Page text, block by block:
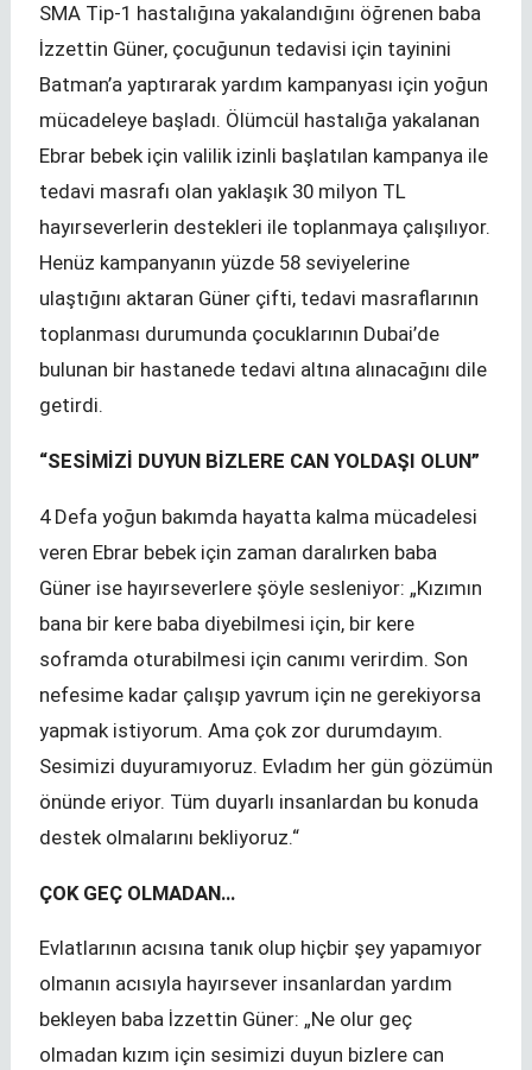
SMA Tip-1 hastalığına yakalandığını öğrenen baba
İzzettin Güner, çocuğunun tedavisi için tayinini
Batman’a yaptırarak yardım kampanyası için yoğun
mücadeleye başladı. Ölümcül hastalığa yakalanan
Ebrar bebek için valilik izinli başlatılan kampanya ile
tedavi masrafı olan yaklaşık 30 milyon TL
hayırseverlerin destekleri ile toplanmaya çalışılıyor.
Henüz kampanyanın yüzde 58 seviyelerine
ulaştığını aktaran Güner çifti, tedavi masraflarının
toplanması durumunda çocuklarının Dubai’de
bulunan bir hastanede tedavi altına alınacağını dile
getirdi.
“SESİMİZİ DUYUN BİZLERE CAN YOLDAŞI OLUN”
4 Defa yoğun bakımda hayatta kalma mücadelesi
veren Ebrar bebek için zaman daralırken baba
Güner ise hayırseverlere şöyle sesleniyor: „Kızımın
bana bir kere baba diyebilmesi için, bir kere
soframda oturabilmesi için canımı verirdim. Son
nefesime kadar çalışıp yavrum için ne gerekiyorsa
yapmak istiyorum. Ama çok zor durumdayım.
Sesimizi duyuramıyoruz. Evladım her gün gözümün
önünde eriyor. Tüm duyarlı insanlardan bu konuda
destek olmalarını bekliyoruz.“
ÇOK GEÇ OLMADAN…
Evlatlarının acısına tanık olup hiçbir şey yapamıyor
olmanın acısıyla hayırsever insanlardan yardım
bekleyen baba İzzettin Güner: „Ne olur geç
olmadan kızım için sesimizi duyun bizlere can